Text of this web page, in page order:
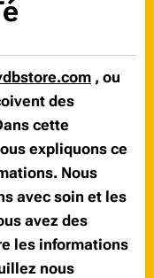
, ou
des
cette
expliquons ce
Nous
avec soin et les
avez des
les informations
nous